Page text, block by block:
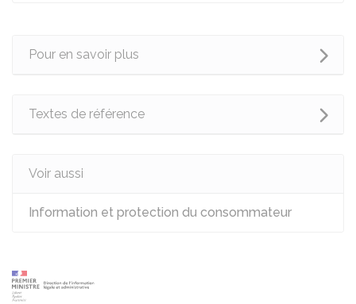
Pour en savoir plus
Textes de référence
Voir aussi
Information et protection du consommateur